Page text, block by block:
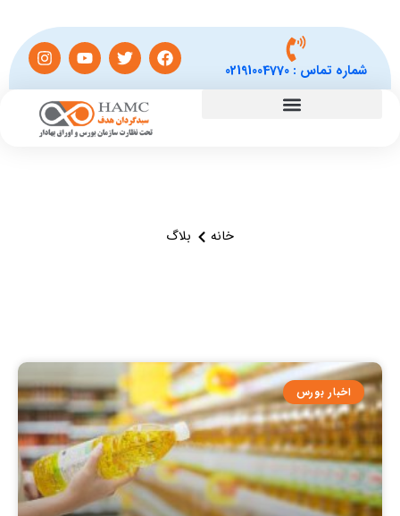
شماره تماس :02191004770
خانه بلاگ
اخبار بورس